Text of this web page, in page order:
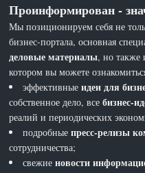
Проинформирован -
Мы позиционируем себя не
бизнес-портала, основная
деловые материалы, но также
котором вы можете
эффективныеидеи для
собственное дело, всебизнес-
реалий и периодических
подробныепресс-релизы
сотрудничества;
свежиеновости